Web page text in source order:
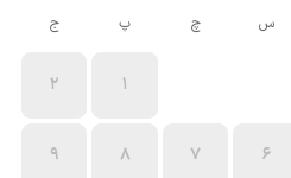
س چ پ ج
1
2
6
7
8
9